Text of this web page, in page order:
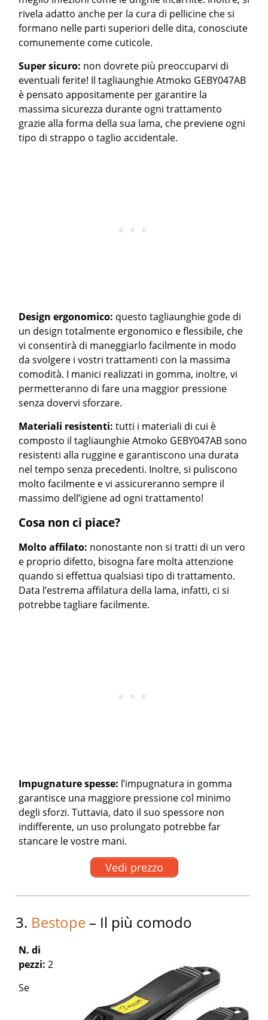
rivela adatto anche per la cura di pellicine che si
formano nelle parti superiori delle dita, conosciute
comunemente come cuticole.
Super sicuro: non dovrete più preoccuparvi di
eventuali ferite! Il tagliaunghie Atmoko GEBY047AB
è pensato appositamente per garantire la
massima sicurezza durante ogni trattamento
grazie alla forma della sua lama, che previene ogni
tipo di strappo o taglio accidentale.
Design ergonomico: questo tagliaunghie gode di
un design totalmente ergonomico e flessibile, che
vi consentirà di maneggiarlo facilmente in modo
da svolgere i vostri trattamenti con la massima
comodità. I manici realizzati in gomma, inoltre, vi
permetteranno di fare una maggior pressione
senza dovervi sforzare.
Materiali resistenti: tutti i materiali di cui è
composto il tagliaunghie Atmoko GEBY047AB sono
resistenti alla ruggine e garantiscono una durata
nel tempo senza precedenti. Inoltre, si puliscono
molto facilmente e vi assicureranno sempre il
massimo dell’igiene ad ogni trattamento!
Cosa non ci piace?
Molto affilato: nonostante non si tratti di un vero
e proprio difetto, bisogna fare molta attenzione
quando si effettua qualsiasi tipo di trattamento.
Data l’estrema affilatura della lama, infatti, ci si
potrebbe tagliare facilmente.
Impugnature spesse: l’impugnatura in gomma
garantisce una maggiore pressione col minimo
degli sforzi. Tuttavia, dato il suo spessore non
indifferente, un uso prolungato potrebbe far
stancare le vostre mani.
Vedi prezzo
3. Bestope – Il più comodo
N. di
pezzi:2
Se